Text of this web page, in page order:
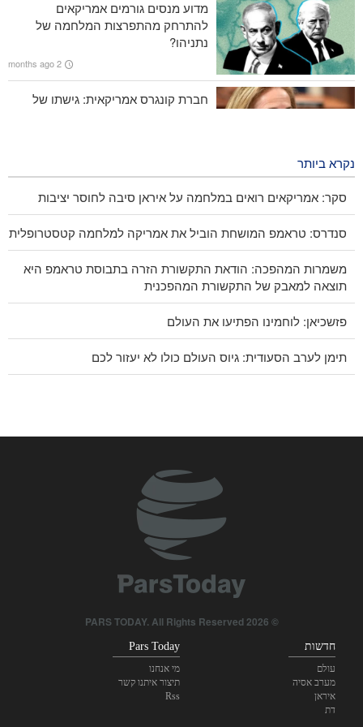
רב אלוף רזאי, לארה"ב : לא נאפשר פתיחת נתיב שני במצרי הורמוז
מדוע מנסים גורמים אמריקאים
להתרחק מהתפרצות המלחמה של
נתניהו?
2 months ago
חברת קונגרס אמריקאית: גישתו של
נקרא ביותר
סקר: אמריקאים רואים במלחמה על איראן סיבה לחוסר יציבות
סנדרס: טראמפ המושחת הוביל את אמריקה למלחמה קטסטרופלית
משמרות המהפכה: הודאת התקשורת הזרה בתבוסת טראמפ היא
תוצאה למאבק של התקשורת המהפכנית
פזשכיאן: לוחמינו הפתיעו את העולם
תימן לערב הסעודית: גיוס העולם כולו לא יעזור לכם
עשרה איגודי עובדים בריטיים נגד ארה"ב: להפסיק להשתמש
בבסיסים צבאיים בריטיים כדי לתקוף את איראן
חיזוק הקשרים בין מוסדות מדעיים איראניים והודיים
© 2026 PARS TODAY. All Rights Reserved
חדשות
עולם
מערב אסיה
איראן
דת
Pars Today
מי אנחנו
תיצור איתנו קשר
Rss